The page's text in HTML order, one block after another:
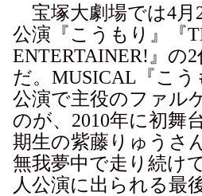
宝塚大劇場では4月
公演『こうもり』『
ENTERTAINER!』の
だ。MUSICAL『こ
公演で主役のファル
のが、2010年に初舞
期生の紫藤りゅうさ
無我夢中で走り続け
人公演に出られる最